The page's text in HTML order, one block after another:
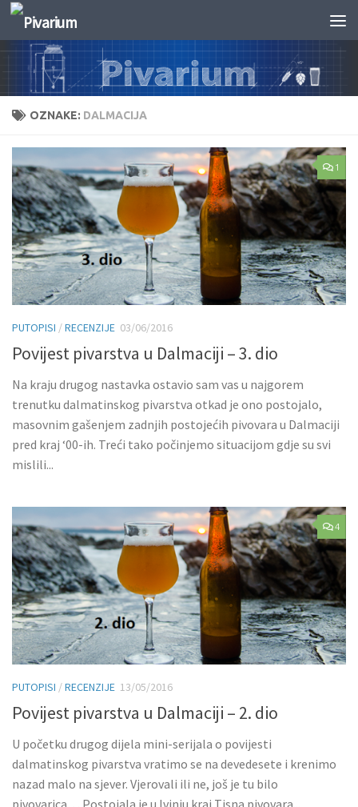
Skip to content
OZNAKE: DALMACIJA
1
PUTOPISI /RECENZIJE 03/06/2016
Povijest pivarstva u Dalmaciji – 3. dio
Na kraju drugog nastavka ostavio sam vas u najgorem
trenutku dalmatinskog pivarstva otkad je ono postojalo,
masovnim gašenjem zadnjih postojećih pivovara u Dalmaciji
pred kraj ‘00-ih. Treći tako počinjemo situacijom gdje su svi
mislili...
4
PUTOPISI /RECENZIJE 13/05/2016
Povijest pivarstva u Dalmaciji – 2. dio
U početku drugog dijela mini-serijala o povijesti
dalmatinskog pivarstva vratimo se na devedesete i krenimo
nazad malo na sjever. Vjerovali ili ne, još je tu bilo